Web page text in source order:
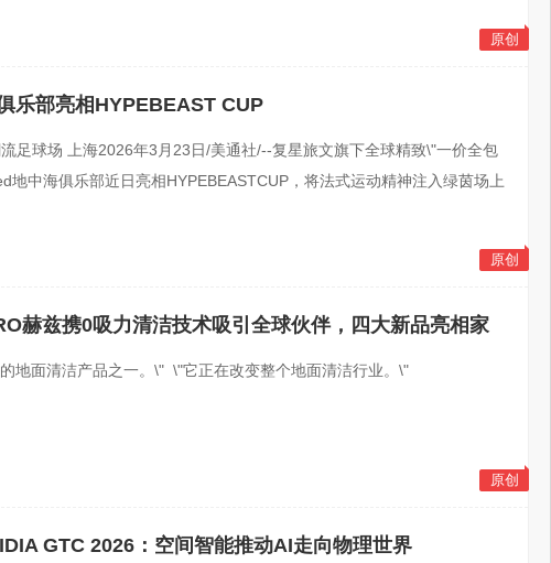
原创
乐部亮相HYPEBEAST CUP
足球场 上海2026年3月23日/美通社/--复星旅文旗下全球精致\"一价全包
地中海俱乐部近日亮相HYPEBEASTCUP，将法式运动精神注入绿茵场上
原创
赫兹携0吸力清洁技术吸引全球伙伴，四大新品亮相家
地面清洁产品之一。\" \"它正在改变整个地面清洁行业。\"
原创
GTC 2026：空间智能推动AI走向物理世界